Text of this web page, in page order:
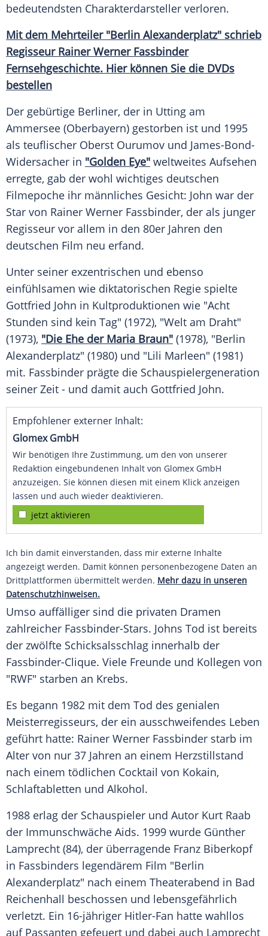
bedeutendsten Charakterdarsteller verloren.
Mit dem Mehrteiler "Berlin Alexanderplatz" schrieb
Regisseur Rainer Werner Fassbinder
Fernsehgeschichte. Hier können Sie die DVDs
bestellen
Der gebürtige Berliner, der in Utting am
Ammersee (Oberbayern) gestorben ist und 1995
als teuflischer Oberst Ourumov und James-Bond-
Widersacher in "Golden Eye" weltweites Aufsehen
erregte, gab der wohl wichtiges deutschen
Filmepoche ihr männliches Gesicht: John war der
Star von Rainer Werner Fassbinder, der als junger
Regisseur vor allem in den 80er Jahren den
deutschen Film neu erfand.
Unter seiner exzentrischen und ebenso
einfühlsamen wie diktatorischen Regie spielte
Gottfried John in Kultproduktionen wie "Acht
Stunden sind kein Tag" (1972), "Welt am Draht"
(1973), "Die Ehe der Maria Braun" (1978), "Berlin
Alexanderplatz" (1980) und "Lili Marleen" (1981)
mit. Fassbinder prägte die Schauspielergeneration
seiner Zeit - und damit auch Gottfried John.
Empfohlener externer Inhalt:
Glomex GmbH
Wir benötigen Ihre Zustimmung, um den von unserer
Redaktion eingebundenen Inhalt von Glomex GmbH
anzuzeigen. Sie können diesen mit einem Klick anzeigen
lassen und auch wieder deaktivieren.
jetzt aktivieren
Ich bin damit einverstanden, dass mir externe Inhalte
angezeigt werden. Damit können personenbezogene Daten an
Drittplattformen übermittelt werden. Mehr dazu in unseren
Datenschutzhinweisen.
Umso auffälliger sind die privaten Dramen
zahlreicher Fassbinder-Stars. Johns Tod ist bereits
der zwölfte Schicksalsschlag innerhalb der
Fassbinder-Clique. Viele Freunde und Kollegen von
"RWF" starben an Krebs.
Es begann 1982 mit dem Tod des genialen
Meisterregisseurs, der ein ausschweifendes Leben
geführt hatte: Rainer Werner Fassbinder starb im
Alter von nur 37 Jahren an einem Herzstillstand
nach einem tödlichen Cocktail von Kokain,
Schlaftabletten und Alkohol.
1988 erlag der Schauspieler und Autor Kurt Raab
der Immunschwäche Aids. 1999 wurde Günther
Lamprecht (84), der überragende Franz Biberkopf
in Fassbinders legendärem Film "Berlin
Alexanderplatz" nach einem Theaterabend in Bad
Reichenhall beschossen und lebensgefährlich
verletzt. Ein 16-jähriger Hitler-Fan hatte wahllos
auf Passanten gefeuert und dabei auch Lamprecht